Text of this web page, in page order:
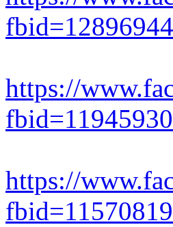
https://
https://